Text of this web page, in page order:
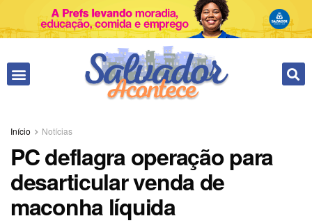
Início Notícias
PC deflagra operação para
desarticular venda de
maconha líquida